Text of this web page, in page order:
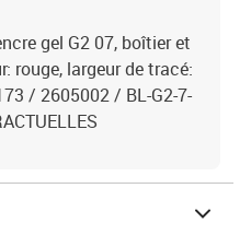
gel G2 07, boîtier et
rouge, largeur de tracé:
/ 2605002 / BL-G2-7-